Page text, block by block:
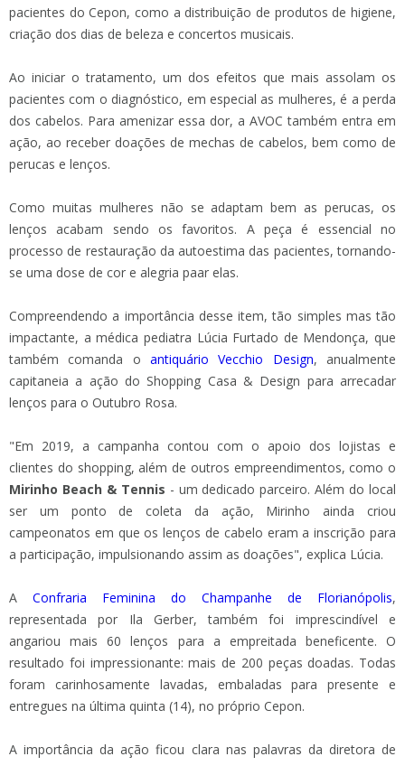
pacientes do Cepon, como a distribuição de produtos de higiene,
criação dos dias de beleza e concertos musicais.
Ao iniciar o tratamento, um dos efeitos que mais assolam os
pacientes com o diagnóstico, em especial as mulheres, é a perda
dos cabelos. Para amenizar essa dor, a AVOC também entra em
ação, ao receber doações de mechas de cabelos, bem como de
perucas e lenços.
Como muitas mulheres não se adaptam bem as perucas, os
lenços acabam sendo os favoritos. A peça é essencial no
processo de restauração da autoestima das pacientes, tornando-
se uma dose de cor e alegria paar elas.
Compreendendo a importância desse item, tão simples mas tão
impactante, a médica pediatra Lúcia Furtado de Mendonça, que
também comanda o antiquário Vecchio Design, anualmente
capitaneia a ação do Shopping Casa & Design para arrecadar
lenços para o Outubro Rosa.
"Em 2019, a campanha contou com o apoio dos lojistas e
clientes do shopping, além de outros empreendimentos, como o
Mirinho Beach & Tennis - um dedicado parceiro. Além do local
ser um ponto de coleta da ação, Mirinho ainda criou
campeonatos em que os lenços de cabelo eram a inscrição para
a participação, impulsionando assim as doações", explica Lúcia.
A Confraria Feminina do Champanhe de Florianópolis,
representada por Ila Gerber, também foi imprescindível e
angariou mais 60 lenços para a empreitada beneficente. O
resultado foi impressionante: mais de 200 peças doadas. Todas
foram carinhosamente lavadas, embaladas para presente e
entregues na última quinta (14), no próprio Cepon.
A importância da ação ficou clara nas palavras da diretora de